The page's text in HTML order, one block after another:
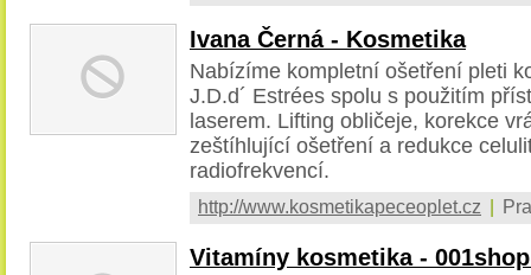
Ivana Černá - Kosmetika
Nabízíme kompletní ošetření pleti
J.D.d´ Estrées spolu s použitím
laserem. Lifting obličeje, korekce
zeštíhlující ošetření a redukce
radiofrekvencí.
http://www.kosmetikapeceoplet.cz |
Vitamíny kosmetika -